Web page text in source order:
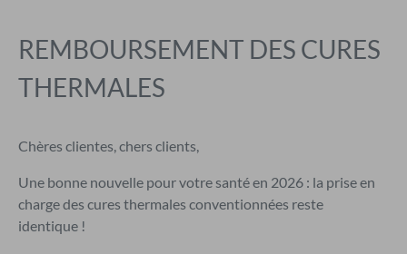
REMBOURSEMENT DES CURES
THERMALES
Chères clientes, chers clients,
Une bonne nouvelle pour votre santé en 2026 : la prise en
charge des cures thermales conventionnées reste
identique !